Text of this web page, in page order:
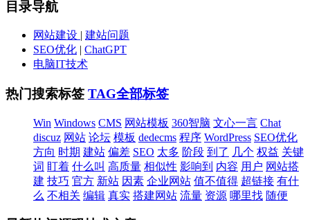
目录导航
网站建设 | 建站问题
SEO优化 | ChatGPT
电脑IT技术
热门搜索标签 TAG全部标签
Win Windows CMS 网站模板 360智脑 文心一言 Chat
discuz 网站 论坛 模板 dedecms 程序 WordPress SEO优化
方向 时期 建站 偏差 SEO 太多 阶段 到了 几个 权益 关键
词 盯着 什么叫 高质量 相似性 影响到 内容 用户 网站搭
建 技巧 官方 新站 因素 企业网站 值不值得 超链接 有什
么 不相关 编辑 真实 搭建网站 流量 资源 哪里找 随便